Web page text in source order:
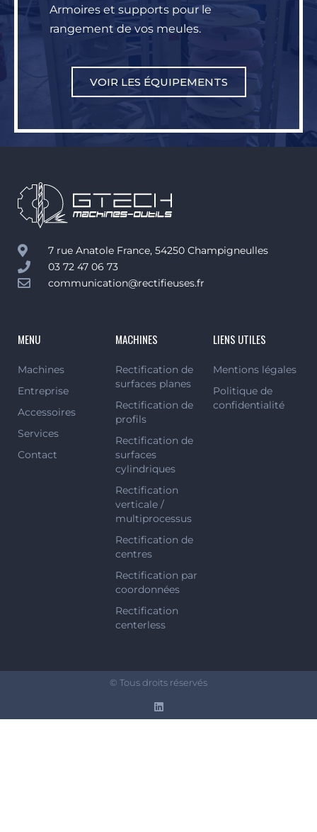
Armoires et supports pour le
rangement de vos meules.
VOIR LES ÉQUIPEMENTS
7 rue Anatole France, 54250 Champigneulles
03 72 47 06 73
communication@rectifieuses.fr
MENU
Machines
Entreprise
Accessoires
Services
Contact
MACHINES
Rectification de
surfaces planes
Rectification de
profils
Rectification de
surfaces
cylindriques
Rectification
verticale /
multiprocessus
Rectification de
centres
Rectification par
coordonnées
Rectification
centerless
LIENS UTILES
Mentions légales
Politique de
confidentialité
© Tous droits réservés